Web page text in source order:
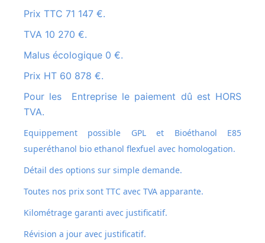
Prix TTC 71 147 €.
TVA 10 270 €.
Malus écologique 0 €.
Prix HT 60 878 €.
Pour les Entreprise le paiement dû est HORS
TVA.
Equippement possible GPL et Bioéthanol E85
superéthanol bio ethanol flexfuel avec homologation.
Détail des options sur simple demande.
Toutes nos prix sont TTC avec TVA apparante.
Kilométrage garanti avec justificatif.
Révision a jour avec justificatif.